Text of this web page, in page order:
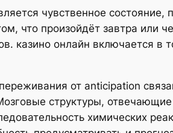
чувственное
что произойдёт завтра или
казино онлайн включается в
от anticipation
структуры,
химических